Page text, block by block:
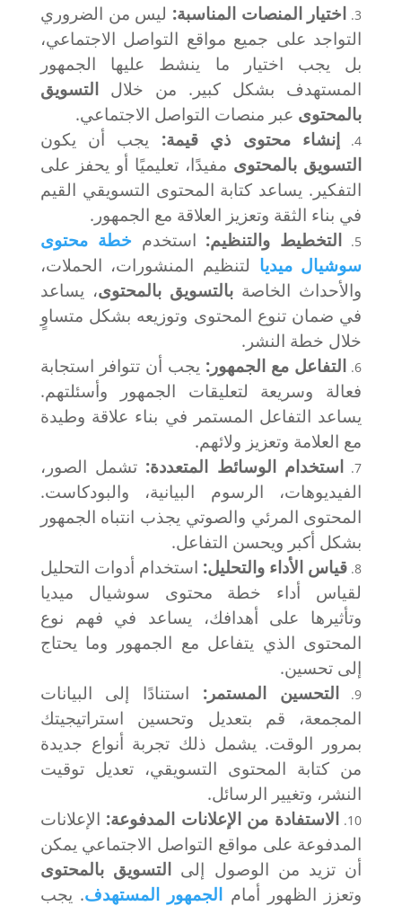
اختيار المنصات المناسبة: ليس من الضروري
التواجد على جميع مواقع التواصل الاجتماعي،
بل يجب اختيار ما ينشط عليها الجمهور
المستهدف بشكل كبير. من خلالالتسويق
بالمحتوى عبر منصات التواصل الاجتماعي.
إنشاء محتوى ذي قيمة: يجب أن يكون
التسويق بالمحتوى مفيدًا، تعليميًا أو يحفز على
التفكير. يساعد كتابة المحتوى التسويقي القيم
في بناء الثقة وتعزيز العلاقة مع الجمهور.
التخطيط والتنظيم: استخدم خطة محتوى
سوشيال ميديا لتنظيم المنشورات، الحملات،
والأحداث الخاصة بالتسويق بالمحتوى، يساعد
في ضمان تنوع المحتوى وتوزيعه بشكل متساوٍ
خلال خطة النشر.
التفاعل مع الجمهور: يجب أن تتوافر استجابة
فعالة وسريعة لتعليقات الجمهور وأسئلتهم.
يساعد التفاعل المستمر في بناء علاقة وطيدة
مع العلامة وتعزيز ولائهم.
استخدام الوسائط المتعددة: تشمل الصور،
الفيديوهات، الرسوم البيانية، والبودكاست.
المحتوى المرئي والصوتي يجذب انتباه الجمهور
بشكل أكبر ويحسن التفاعل.
قياس الأداء والتحليل: استخدام أدوات التحليل
لقياس أداء خطة محتوى سوشيال ميديا
وتأثيرها على أهدافك، يساعد في فهم نوع
المحتوى الذي يتفاعل مع الجمهور وما يحتاج
إلى تحسين.
التحسين المستمر: استنادًا إلى البيانات
المجمعة، قم بتعديل وتحسين استراتيجيتك
بمرور الوقت. يشمل ذلك تجربة أنواع جديدة
من كتابة المحتوى التسويقي، تعديل توقيت
النشر، وتغيير الرسائل.
الاستفادة من الإعلانات المدفوعة: الإعلانات
المدفوعة على مواقع التواصل الاجتماعي يمكن
أن تزيد من الوصول إلى التسويق بالمحتوى
وتعزز الظهور أمام الجمهور المستهدف. يجب